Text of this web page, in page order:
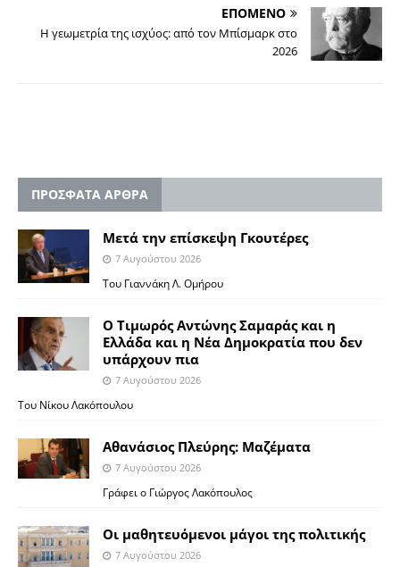
ΕΠΟΜΕΝΟ
Η γεωμετρία της ισχύος: από τον Μπίσμαρκ στο
2026
ΠΡΟΣΦΑΤΑ ΑΡΘΡΑ
Μετά την επίσκεψη Γκουτέρες
7 Αυγούστου 2026
Του Γιαννάκη Λ. Ομήρου
Ο Τιμωρός Αντώνης Σαμαράς και η
Ελλάδα και η Νέα Δημοκρατία που δεν
υπάρχουν πια
7 Αυγούστου 2026
Του Νίκου Λακόπουλου
Αθανάσιος Πλεύρης: Μαζέματα
7 Αυγούστου 2026
Γράφει ο Γιώργος Λακόπουλος
Οι μαθητευόμενοι μάγοι της πολιτικής
7 Αυγούστου 2026